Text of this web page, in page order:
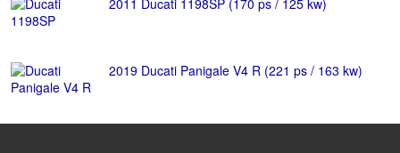
2011 Ducati 1198SP (170 ps / 125 kw)
2019 Ducati Panigale V4 R (221 ps / 163 kw)